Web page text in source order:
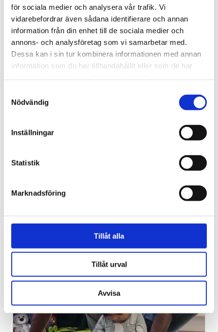
för sociala medier och analysera vår trafik. Vi
vidarebefordrar även sådana identifierare och annan
information från din enhet till de sociala medier och
annons- och analysföretag som vi samarbetar med.
Dessa kan i sin tur kombinera informationen med annan
information som du har tillhandahållit eller som de har
Nödvändig
Inställningar
Statistik
Marknadsföring
Tillåt alla
Tillåt urval
Avvisa
Nigeriansk kvinna ville
slå världs­rekord – läste
Bibeln i 144 timmar
Norge
bibel när han sökte vård
för ångest – ”blev hånad”